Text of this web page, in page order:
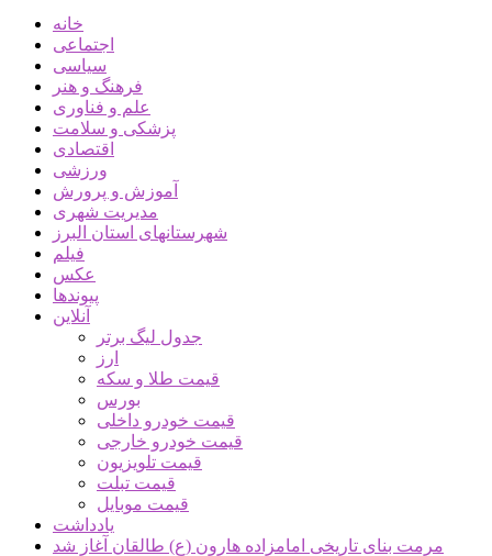
خانه
اجتماعی
سیاسی
فرهنگ و هنر
علم و فناوری
پزشکی و سلامت
اقتصادی
ورزشی
آموزش و پرورش
مدیریت شهری
شهرستانهای استان البرز
فیلم
عکس
پیوندها
آنلاین
جدول لیگ برتر
ارز
قیمت طلا و سکه
بورس
قیمت خودرو داخلی
قیمت خودرو خارجی
قیمت تلویزیون
قیمت تبلت
قیمت موبایل
یادداشت
مرمت بنای تاریخی امامزاده هارون (ع) طالقان آغاز شد